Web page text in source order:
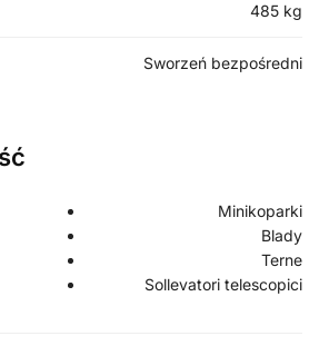
485 kg
Sworzeń bezpośredni
Minikoparki
Blady
Terne
Sollevatori telescopici